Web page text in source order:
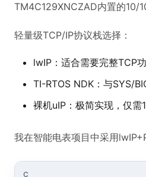
TM4C129XNCZAD内置的10/
轻量级TCP/IP协议栈选择：
lwIP：适合需要完整TCP
TI-RTOS NDK：与SYS/
裸机uIP：极简实现，仅需
我在智能电表项目中采用
C